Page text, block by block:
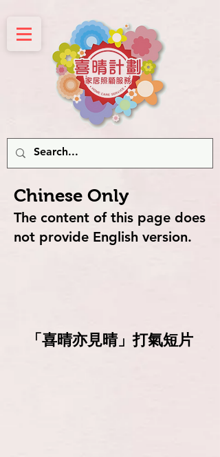
Chinese Only
The content of this page does
not provide English version.
「喜晴亦見晴」打氣短片